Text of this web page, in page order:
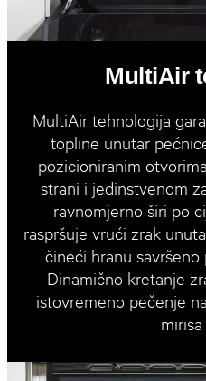
MultiAir
MultiAir tehnologija
topline unutar
pozicioniranim
strani i jedinstvenom
ravnomjerno širi po
raspršuje vrući zrak
čineći hranu savršeno
Dinamično kretanje
istovremeno pečenje